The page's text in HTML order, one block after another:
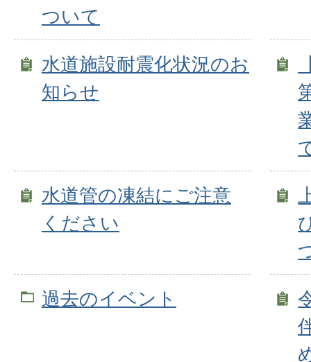
ついて
水道施設耐震化状況のお
知らせ
水道管の凍結にご注意
ください
過去のイベント